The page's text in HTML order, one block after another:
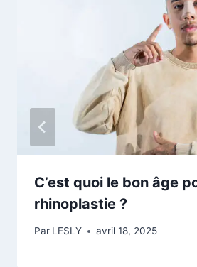
C’est quoi le bon âge
rhinoplastie ?
Par LESLY avril 18, 2025